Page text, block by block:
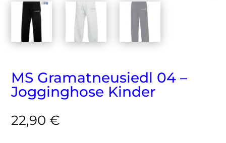
MS Gramatneusiedl 04 –
Jogginghose Kinder
22,90€